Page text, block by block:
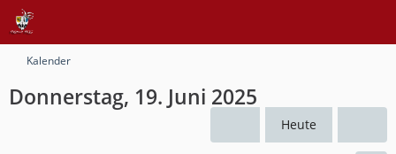
Kalender
Donnerstag, 19. Juni 2025
Heute